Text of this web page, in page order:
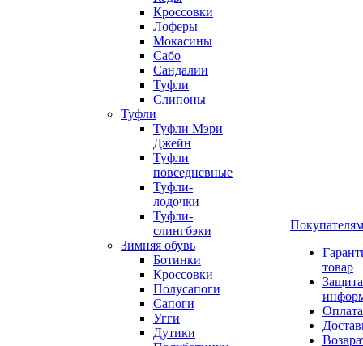
Кроссовки
Лоферы
Мокасины
Сабо
Сандалии
Туфли
Слипоны
Туфли
Туфли Мэри
Джейн
Туфли
повседневные
Туфли-
лодочки
Туфли-
слингбэки
Зимняя обувь
Ботинки
Кроссовки
Полусапоги
Сапоги
Угги
Дутики
Покупателям
товар
Защита
Оплата